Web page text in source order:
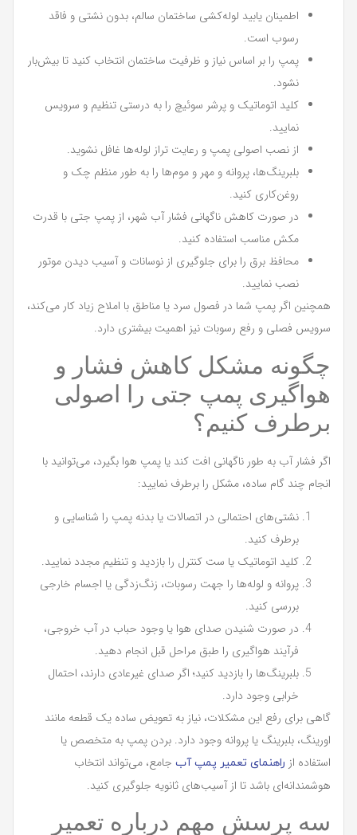
اطمینان یابید لوله‌کشی ساختمان سالم، بدون نشتی و فاقد
رسوب است.
پمپ را بر اساس نیاز و ظرفیت ساختمان انتخاب کنید تا بیش‌بار
نشود.
کلید اتوماتیک و پرشر سوئیچ را به درستی تنظیم و سرویس
نمایید.
از نصب اصولی پمپ و رعایت تراز لوله‌ها غافل نشوید.
بلبرینگ‌ها، پروانه و مهر و موم‌ها را به طور منظم چک و
روغن‌کاری کنید.
در صورت کاهش ناگهانی فشار آب شهر، از پمپ جتی با قدرت
مکش مناسب استفاده کنید.
محافظ برق را برای جلوگیری از نوسانات و آسیب دیدن موتور
نصب نمایید.
همچنین اگر پمپ شما در فصول سرد یا مناطق با املاح زیاد کار می‌کند،
سرویس فصلی و رفع رسوبات نیز اهمیت بیشتری دارد.
چگونه مشکل کاهش فشار و
هواگیری پمپ جتی را اصولی
برطرف کنیم؟
اگر فشار آب به طور ناگهانی افت کند یا پمپ هوا بگیرد، می‌توانید با
انجام چند گام ساده، مشکل را برطرف نمایید:
نشتی‌های احتمالی در اتصالات یا بدنه پمپ را شناسایی و
برطرف کنید.
کلید اتوماتیک یا ست کنترل را بازدید و تنظیم مجدد نمایید.
پروانه و لوله‌ها را جهت رسوبات، زنگ‌زدگی یا اجسام خارجی
بررسی کنید.
در صورت شنیدن صدای هوا یا وجود حباب در آب خروجی،
فرآیند هواگیری را طبق مراحل قبل انجام دهید.
بلبرینگ‌ها را بازدید کنید؛ اگر صدای غیرعادی دارند، احتمال
خرابی وجود دارد.
گاهی برای رفع این مشکلات، نیاز به تعویض ساده یک قطعه مانند
اورینگ، بلبرینگ یا پروانه وجود دارد. بردن پمپ به متخصص یا
استفاده از راهنمای تعمیر پمپ آب جامع، می‌تواند انتخاب
هوشمندانه‌ای باشد تا از آسیب‌های ثانویه جلوگیری کنید.
سه پرسش مهم درباره تعمیر